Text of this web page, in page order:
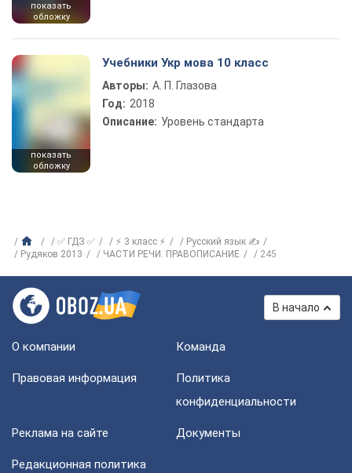
показать
обложку
показать
обложку
Учебники Укр мова 10 класс
Авторы: А. П. Глазова
Год: 2018
Описание: Уровень стандарта
✅ ГДЗ ✅ ⚡ 3 класс ⚡
Русский язык ✍
Рудяков 2013
ЧАСТИ РЕЧИ. ПРАВОПИСАНИЕ 245
В начало
О компании Команда
Правовая информация
Политика
конфиденциальности
Реклама на сайте Документы
Редакционная политика